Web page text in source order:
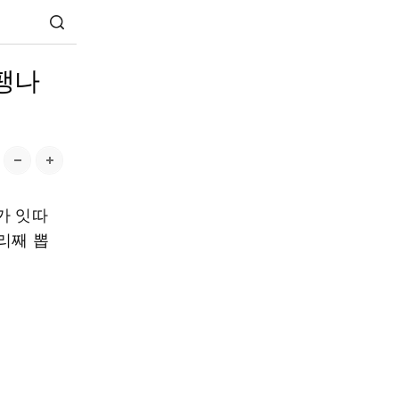
나
잇따
째 뽑